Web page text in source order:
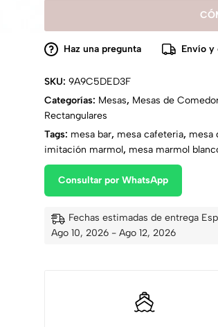
Haz una pregunta Envío y
SKU: 9A9C5DED3F
Categorías: Mesas, Mesas de
Rectangulares
Tags: mesa bar, mesa cafeteria, mesa
imitación marmol, mesa marmol
Consultar por WhatsApp
Fechas estimadas de entrega
Ago 10, 2026 - Ago 12, 2026